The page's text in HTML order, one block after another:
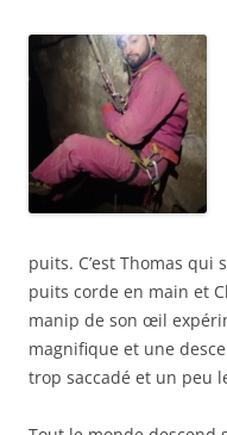
puits. C’est Thomas qui
puits corde en main et
manip de son œil
magnifique et une
trop saccadé et un peu